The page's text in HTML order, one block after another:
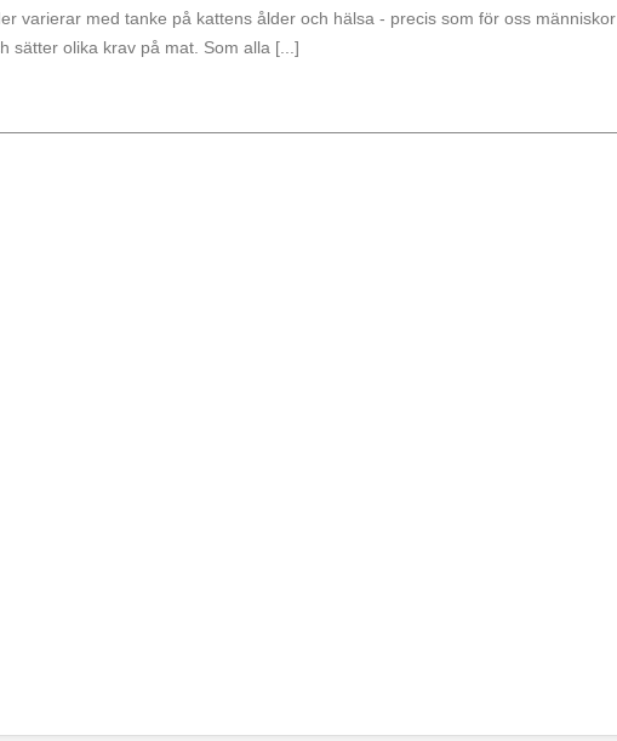
varierar med tanke på kattens ålder och hälsa - precis som för oss människor
sätter olika krav på mat. Som alla [...]